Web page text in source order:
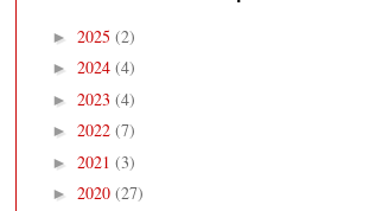
► 2025 (2)
► 2024 (4)
► 2023 (4)
► 2022 (7)
► 2021 (3)
► 2020 (27)